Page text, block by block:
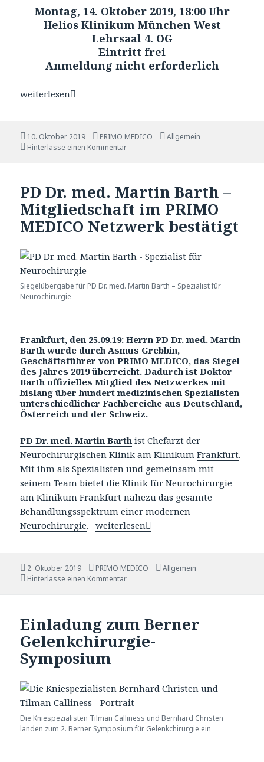
Montag, 14. Oktober 2019, 18:00 Uhr
Helios Klinikum München West
Lehrsaal 4. OG
Eintritt frei
Anmeldung nicht erforderlich
Einladung zum Gesundheitsforum: „Darmkrebs
weiterlesen
Veröffentlicht
am
10. Oktober 2019 Autor
PRIMO MEDICO Katgeorien
Allgemein
Hinterlasse einen Kommentar
PD Dr. med. Martin Barth –
Mitgliedschaft im PRIMO
MEDICO Netzwerk bestätigt
Siegelübergabe für PD Dr. med. Martin Barth – Spezialist für
Neurochirurgie
Frankfurt, den 25.09.19: Herrn PD Dr. med. Martin
Barth wurde durch Asmus Grebbin,
Geschäftsführer von PRIMO MEDICO, das Siegel
des Jahres 2019 überreicht. Dadurch ist Doktor
Barth offizielles Mitglied des Netzwerkes mit
bislang über hundert medizinischen Spezialisten
unterschiedlicher Fachbereiche aus Deutschland,
Österreich und der Schweiz.
PD Dr. med. Martin Barth ist Chefarzt der
Neurochirurgischen Klinik am KlinikumFrankfurt.
Mit ihm als Spezialisten und gemeinsam mit
seinem Team bietet die Klinik für Neurochirurgie
am Klinikum Frankfurt nahezu das gesamte
Behandlungsspektrum einer modernen
Neurochirurgie.PD Dr. med. Martin Barth –
weiterlesen
Veröffentlicht
am
2. Oktober 2019 Autor
PRIMO MEDICO Katgeorien
Allgemein
Hinterlasse einen Kommentar
Einladung zum Berner
Gelenkchirurgie-
Symposium
Die Kniespezialisten Tilman Calliness und Bernhard Christen
landen zum 2. Berner Symposium für Gelenkchirurgie ein